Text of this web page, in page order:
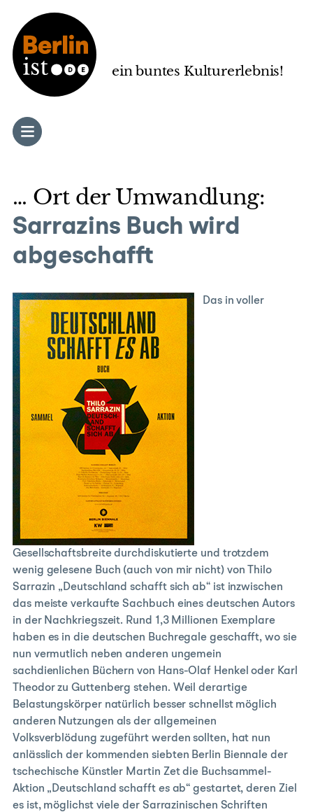
ein buntes Kulturerlebnis!
… Ort der Umwandlung:
Sarrazins Buch wird
abgeschafft
Das in voller
Gesellschaftsbreite durchdiskutierte und trotzdem
wenig gelesene Buch (auch von mir nicht) von Thilo
Sarrazin „Deutschland schafft sich ab“ ist inzwischen
das meiste verkaufte Sachbuch eines deutschen Autors
in der Nachkriegszeit. Rund 1,3 Millionen Exemplare
haben es in die deutschen Buchregale geschafft, wo sie
nun vermutlich neben anderen ungemein
sachdienlichen Büchern von Hans-Olaf Henkel oder Karl
Theodor zu Guttenberg stehen. Weil derartige
Belastungskörper natürlich besser schnellst möglich
anderen Nutzungen als der allgemeinen
Volksverblödung zugeführt werden sollten, hat nun
anlässlich der kommenden siebten Berlin Biennale der
tschechische Künstler Martin Zet die Buchsammel-
Aktion „Deutschland schafft esab“ gestartet, deren Ziel
es ist, möglichst viele der Sarrazinischen Schriften